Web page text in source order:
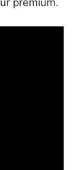
premium.